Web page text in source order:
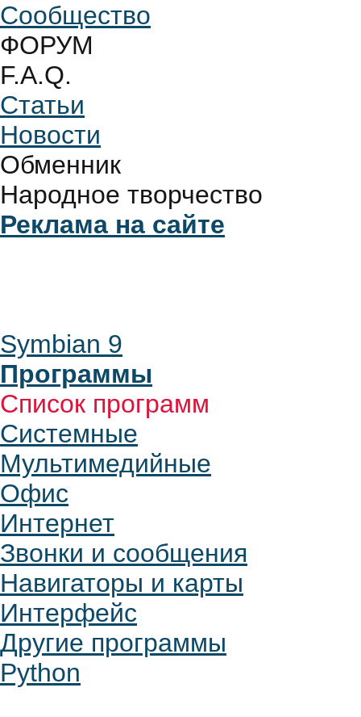
Сообщество
ФОРУМ
F.A.Q.
Статьи
Новости
Обменник
Народное творчество
Реклама на сайте
Symbian 9
Программы
Список программ
Системные
Мультимедийные
Офис
Интернет
Звонки и сообщения
Навигаторы и карты
Интерфейс
Другие программы
Python